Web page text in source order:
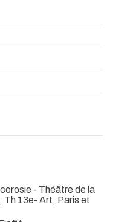
- Théâtre de la
Th 13e- Art, Paris et